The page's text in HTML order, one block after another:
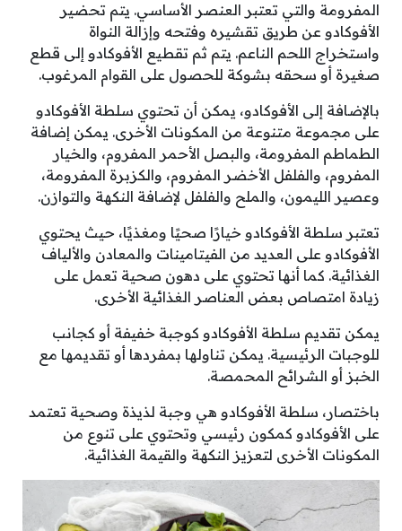
المفرومة والتي تعتبر العنصر الأساسي. يتم تحضير
الأفوكادو عن طريق تقشيره وفتحه وإزالة النواة
واستخراج اللحم الناعم. يتم ثم تقطيع الأفوكادو إلى قطع
صغيرة أو سحقه بشوكة للحصول على القوام المرغوب.
بالإضافة إلى الأفوكادو، يمكن أن تحتوي سلطة الأفوكادو
على مجموعة متنوعة من المكونات الأخرى. يمكن إضافة
الطماطم المفرومة، والبصل الأحمر المفروم، والخيار
المفروم، والفلفل الأخضر المفروم، والكزبرة المفرومة،
وعصير الليمون، والملح والفلفل لإضافة النكهة والتوازن.
تعتبر سلطة الأفوكادو خيارًا صحيًا ومغذيًا، حيث يحتوي
الأفوكادو على العديد من الفيتامينات والمعادن والألياف
الغذائية. كما أنها تحتوي على دهون صحية تعمل على
زيادة امتصاص بعض العناصر الغذائية الأخرى.
يمكن تقديم سلطة الأفوكادو كوجبة خفيفة أو كجانب
للوجبات الرئيسية. يمكن تناولها بمفردها أو تقديمها مع
الخبز أو الشرائح المحمصة.
باختصار، سلطة الأفوكادو هي وجبة لذيذة وصحية تعتمد
على الأفوكادو كمكون رئيسي وتحتوي على تنوع من
المكونات الأخرى لتعزيز النكهة والقيمة الغذائية.